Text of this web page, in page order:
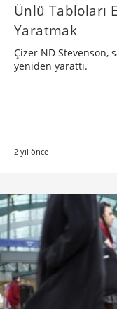
Ünlü Tabloları
Yaratmak
Çizer ND Stevenson,
yeniden yarattı.
2 yıl önce